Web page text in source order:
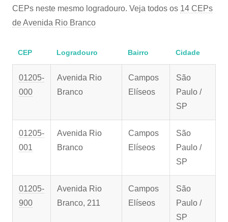
CEPs neste mesmo logradouro. Veja todos os 14 CEPs
de Avenida Rio Branco
CEP Logradouro Bairro Cidade
01205-
000
Avenida Rio
Branco
Campos
Elíseos
São
Paulo /
SP
01205-
001
Avenida Rio
Branco
Campos
Elíseos
São
Paulo /
SP
01205-
900
Avenida Rio
Branco, 211
Campos
Elíseos
São
Paulo /
SP